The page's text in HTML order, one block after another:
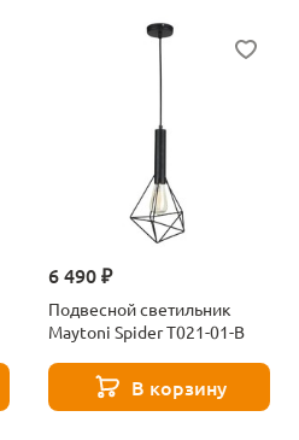
6 490 ₽
Подвесной светильник
Maytoni Spider T021-01-B
В корзину